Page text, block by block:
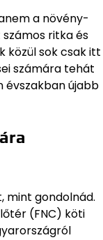
a növény-
számos ritka és
közül sok csak itt
számára tehát
évszakban újabb
mint gondolnád.
(FNC) köti